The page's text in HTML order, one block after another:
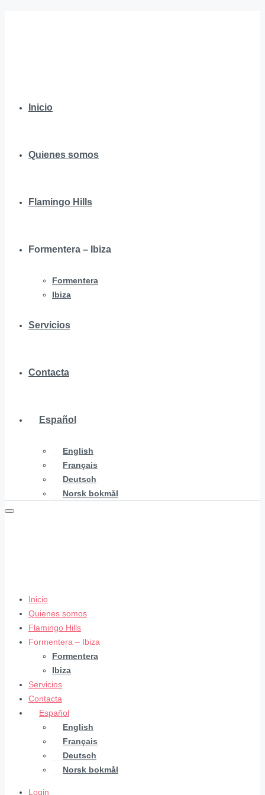
Inicio
Quienes somos
Flamingo Hills
Formentera – Ibiza
Formentera
Ibiza
Servicios
Contacta
Español
English
Français
Deutsch
Norsk bokmål
Inicio
Quienes somos
Flamingo Hills
Formentera – Ibiza
Formentera
Ibiza
Servicios
Contacta
Español
English
Français
Deutsch
Norsk bokmål
Login